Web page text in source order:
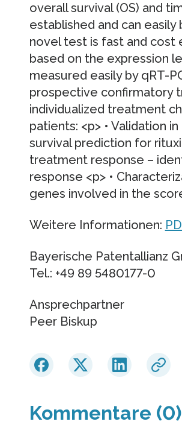
overall survival (OS) and
established and can
novel test is fast and cost
based on the expression
measured easily by qRT-
prospective confirmatory
individualized treatment
patients: <p> • Validation
survival prediction for
treatment response –
response <p> •
genes involved in the
Weitere Informationen:
Bayerische Patentallianz
Tel.: +49 89 5480177-0
Ansprechpartner
Peer Biskup
Kommentare (0)